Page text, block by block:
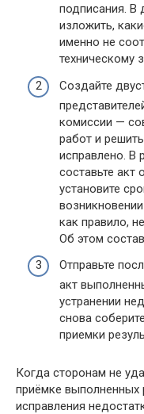
подписания. В
изложить,
именно не
техническому
Создайте
комиссии —
работ и
исправлено. В
составьте акт
установите
как правило,
Об этом
Отправьте
акт
устранении
снова
приемки
Когда сторонам не
приёмке выполненных
исправления